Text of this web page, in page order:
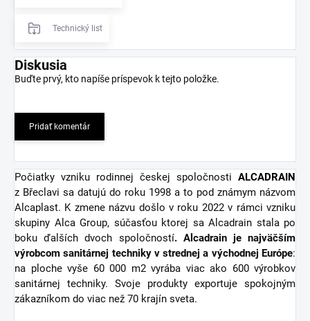
Technický list
Diskusia
Buďte prvý, kto napíše príspevok k tejto položke.
Pridať komentár
Počiatky vzniku rodinnej českej spoločnosti ALCADRAIN
z Břeclavi sa datujú do roku 1998 a to pod známym názvom
Alcaplast. K zmene názvu došlo v roku 2022 v rámci vzniku
skupiny Alca Group, súčasťou ktorej sa Alcadrain stala po
boku ďalších dvoch spoločností. Alcadrain je najväčším
výrobcom sanitárnej techniky v strednej a východnej Európe:
na ploche vyše 60 000 m2 vyrába viac ako 600 výrobkov
sanitárnej techniky. Svoje produkty exportuje spokojným
zákazníkom do viac než 70 krajín sveta.